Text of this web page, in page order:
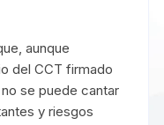
aunque
del CCT firmado
se puede cantar
y riesgos